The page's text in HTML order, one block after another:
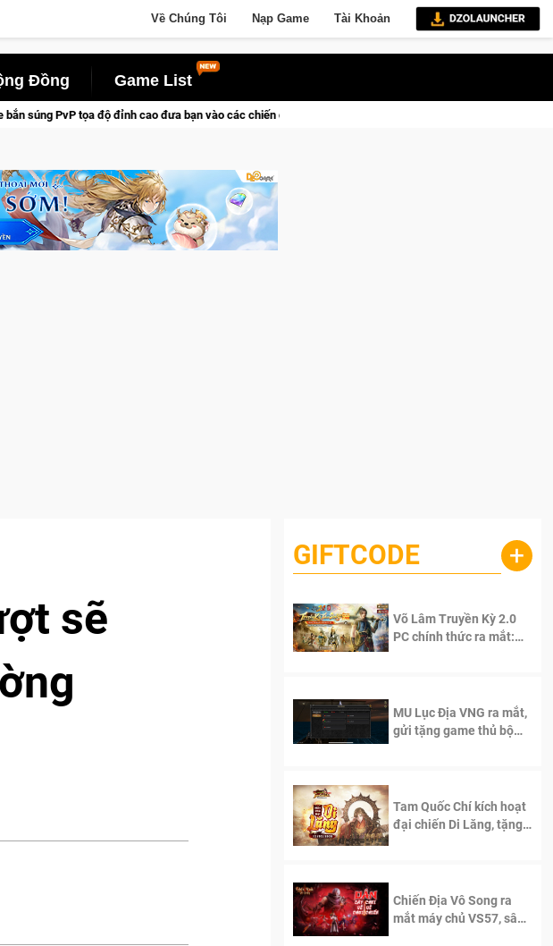
Về Chúng Tôi Nạp Game Tài Khoản
Đồng Game List
bạn vào các chiến dịch lịch sử khốc liệt
sẽ
GIFTCODE +
Võ Lâm Truyền Kỳ 2.0
PC chính thức ra mắt:
MU Lục Địa VNG ra mắt,
gửi tặng game thủ bộ
Tam Quốc Chí kích hoạt
đại chiến Di Lăng, tặng
Chiến Địa Vô Song ra
mắt máy chủ VS57, sân